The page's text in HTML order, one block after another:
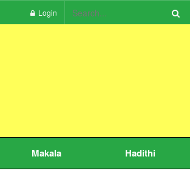
Login
Makala Hadithi